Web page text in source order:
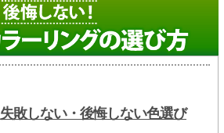
失敗しない・後悔しない色選び